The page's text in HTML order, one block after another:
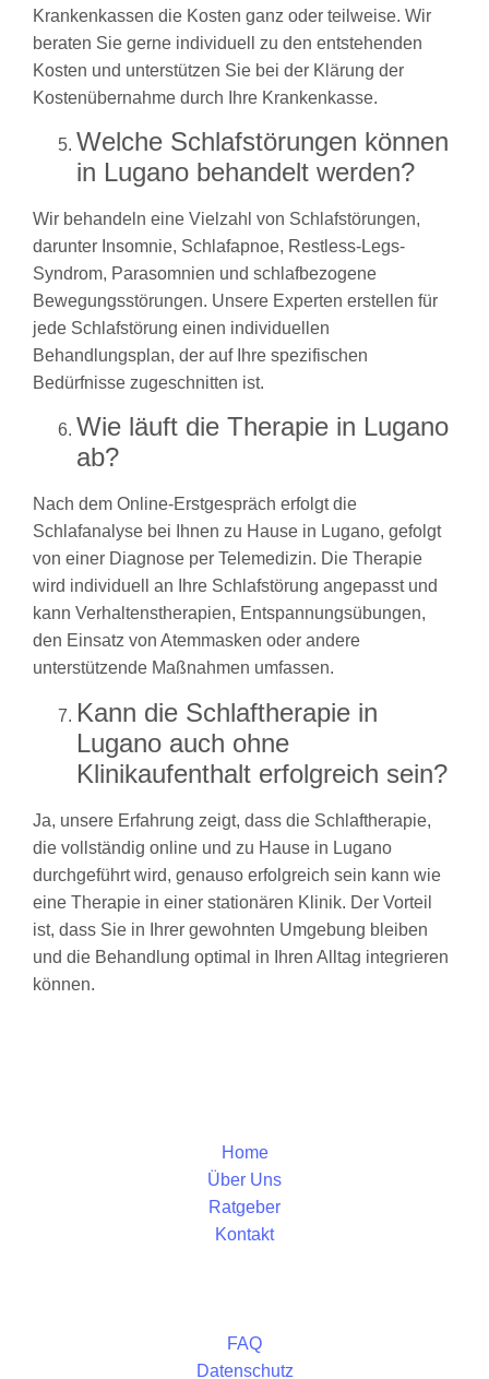
Krankenkassen die Kosten ganz oder teilweise. Wir
beraten Sie gerne individuell zu den entstehenden
Kosten und unterstützen Sie bei der Klärung der
Kostenübernahme durch Ihre Krankenkasse.
Welche Schlafstörungen können
in Lugano behandelt werden?
Wir behandeln eine Vielzahl von Schlafstörungen,
darunter Insomnie, Schlafapnoe, Restless-Legs-
Syndrom, Parasomnien und schlafbezogene
Bewegungsstörungen. Unsere Experten erstellen für
jede Schlafstörung einen individuellen
Behandlungsplan, der auf Ihre spezifischen
Bedürfnisse zugeschnitten ist.
Wie läuft die Therapie in Lugano
ab?
Nach dem Online-Erstgespräch erfolgt die
Schlafanalyse bei Ihnen zu Hause in Lugano, gefolgt
von einer Diagnose per Telemedizin. Die Therapie
wird individuell an Ihre Schlafstörung angepasst und
kann Verhaltenstherapien, Entspannungsübungen,
den Einsatz von Atemmasken oder andere
unterstützende Maßnahmen umfassen.
Kann die Schlaftherapie in
Lugano auch ohne
Klinikaufenthalt erfolgreich sein?
Ja, unsere Erfahrung zeigt, dass die Schlaftherapie,
die vollständig online und zu Hause in Lugano
durchgeführt wird, genauso erfolgreich sein kann wie
eine Therapie in einer stationären Klinik. Der Vorteil
ist, dass Sie in Ihrer gewohnten Umgebung bleiben
und die Behandlung optimal in Ihren Alltag integrieren
können.
Home
Über Uns
Ratgeber
Kontakt
FAQ
Datenschutz